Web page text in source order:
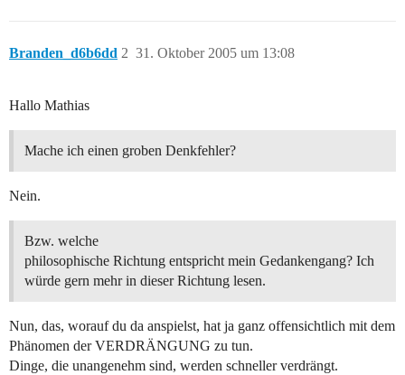
Branden_d6b6dd 31. Oktober 2005 um 13:08
2
Hallo Mathias
Mache ich einen groben Denkfehler?
Nein.
Bzw. welche
philosophische Richtung entspricht mein Gedankengang? Ich
würde gern mehr in dieser Richtung lesen.
Nun, das, worauf du da anspielst, hat ja ganz offensichtlich mit dem
Phänomen der VERDRÄNGUNG zu tun.
Dinge, die unangenehm sind, werden schneller verdrängt.